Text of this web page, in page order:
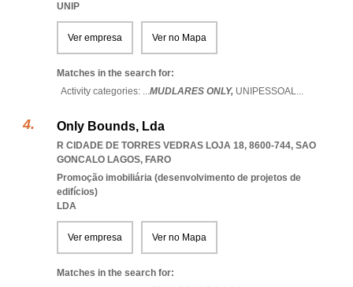
UNIP
Ver empresa Ver no Mapa
Matches in the search for:
Activity categories: ...MUDLARES ONLY, UNIPESSOAL...
Only Bounds, Lda
R CIDADE DE TORRES VEDRAS LOJA 18, 8600-744, SAO
GONCALO LAGOS, FARO
Promoção imobiliária (desenvolvimento de projetos de
edifícios)
LDA
Ver empresa Ver no Mapa
Matches in the search for: